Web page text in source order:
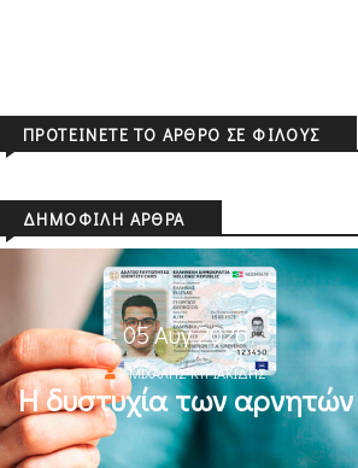
ΠΡΟΤΕΊΝΕΤΕ ΤΟ ΆΡΘΡΟ ΣΕ ΦΊΛΟΥΣ
ΔΗΜΟΦΙΛΉ ΆΡΘΡΑ
05 Αυγ 2026
ΜΙΧΆΛΗΣ ΚΥΡΙΑΚΊΔΗΣ
Η δυστυχία των αρνητών